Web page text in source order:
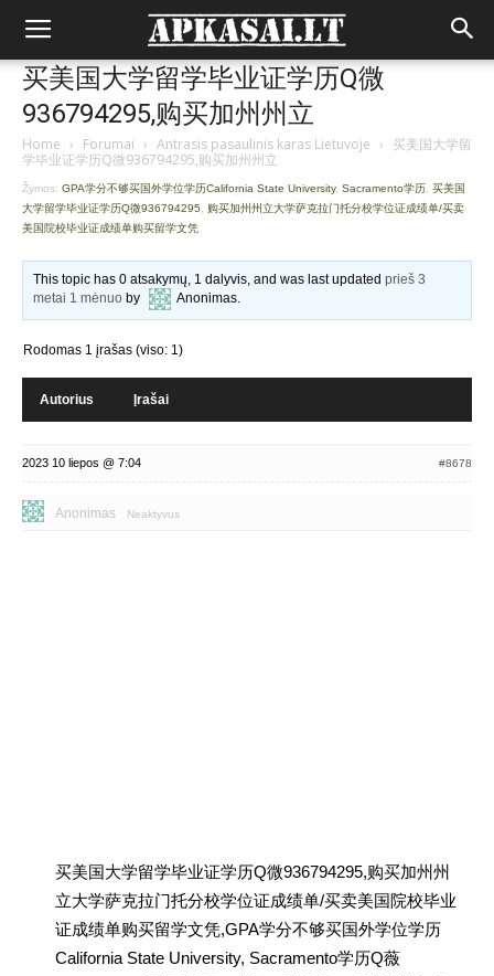
买美国大学留学毕业证学历Q微
936794295,购买加州州立
Home › Forumai › Antrasis pasaulinis karas Lietuvoje › 买美国大学留
学毕业证学历Q微936794295,购买加州州立
Žymos: GPA学分不够买国外学位学历California State University, Sacramento学历 买美国
大学留学毕业证学历Q微936794295
购买加州州立大学萨克拉门托分校学位证成绩单/买卖
美国院校毕业证成绩单购买留学文凭
This topic has 0 atsakymų, 1 dalyvis, and was last updatedprieš 3
metai 1 mėnuo by Anonimas.
Rodomas 1 įrašas (viso: 1)
Autorius Įrašai
2023 10 liepos @ 7:04 #8678
Anonimas Neaktyvus
买美国大学留学毕业证学历Q微936794295,购买加州州
立大学萨克拉门托分校学位证成绩单/买卖美国院校毕业
证成绩单购买留学文凭,GPA学分不够买国外学位学历
California State University, Sacramento学历Q薇